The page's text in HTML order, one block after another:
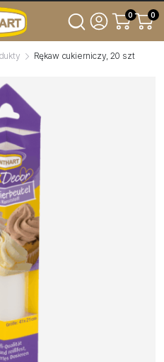
0 0
Rękaw cukierniczy, 20 szt